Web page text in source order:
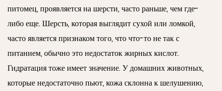
питомец, проявляется на шерсти, часто раньше, чем где-
либо еще. Шерсть, которая выглядит сухой или ломкой,
часто является признаком того, что что-то не так с
питанием, обычно это недостаток жирных кислот.
Гидратация тоже имеет значение. У домашних животных,
которые недостаточно пьют, кожа склонна к шелушению,